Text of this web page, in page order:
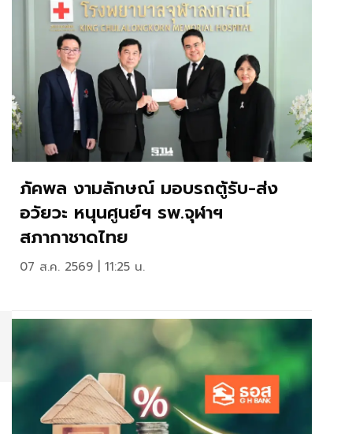
ภัคพล งามลักษณ์ มอบรถตู้รับ-ส่ง
อวัยวะ หนุนศูนย์ฯ รพ.จุฬาฯ
สภากาชาดไทย
07 ส.ค. 2569 | 11:25 น.